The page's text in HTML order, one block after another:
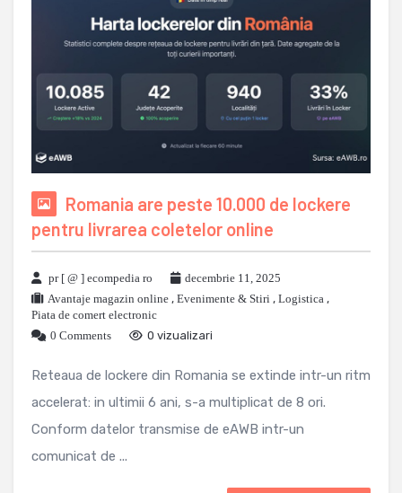
Romania are peste 10.000 de lockere
pentru livrarea coletelor online
pr [ @ ] ecompedia ro
decembrie 11, 2025
Avantaje magazin online , Evenimente & Stiri , Logistica ,
Piata de comert electronic
0 Comments
0 vizualizari
Reteaua de lockere din Romania se extinde intr-un ritm
accelerat: in ultimii 6 ani, s-a multiplicat de 8 ori.
Conform datelor transmise de eAWB intr-un
comunicat de ...